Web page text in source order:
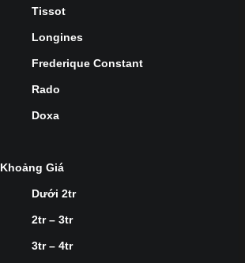
Tissot
Longines
Frederique Constant
Rado
Doxa
Khoảng Giá
Dưới 2tr
2tr – 3tr
3tr – 4tr